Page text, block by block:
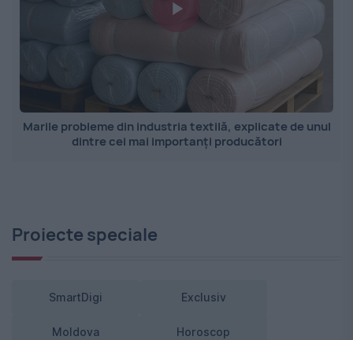
Marile probleme din industria textilă, explicate de unul
dintre cei mai importanți producători
Proiecte speciale
SmartDigi Exclusiv
Moldova Horoscop